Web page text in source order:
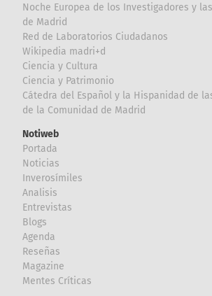
Noche Europea de los Investigadores y
de Madrid
Red de Laboratorios Ciudadanos
Wikipedia madri+d
Ciencia y Cultura
Ciencia y Patrimonio
Cátedra del Español y la Hispanidad de
de la Comunidad de Madrid
Notiweb
Portada
Noticias
Inverosímiles
Analisis
Entrevistas
Blogs
Agenda
Reseñas
Magazine
Mentes Críticas